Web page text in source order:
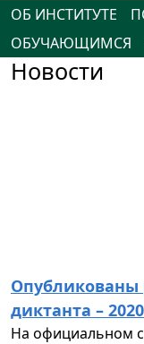
ОБ ИНСТИТУТЕ
ОБУЧАЮЩИМСЯ
Новости
Опубликованы
диктанта –
На официальном